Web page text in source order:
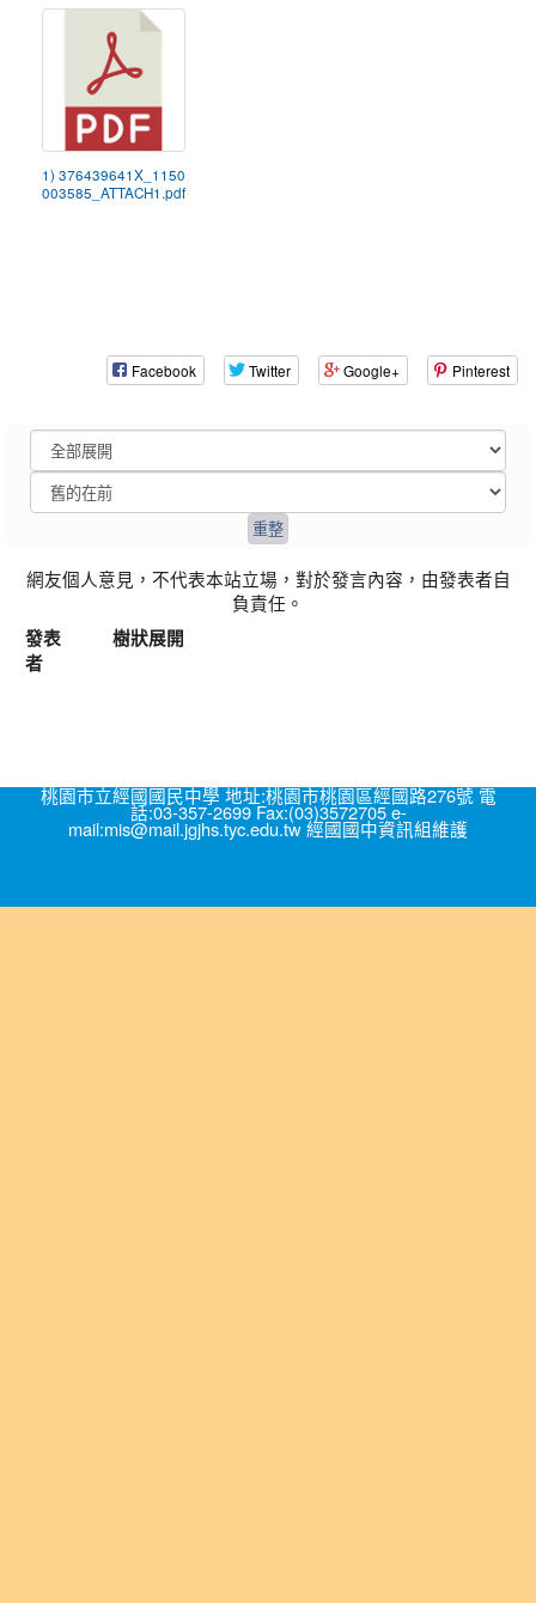
1) 376439641X_1150
003585_ATTACH1.pdf
Facebook Twitter Google+ Pinterest
網友個人意見，不代表本站立場，對於發言內容，由發表者自
負責任。
發表
者
樹狀展開
桃園市立經國國民中學 地址:桃園市桃園區經國路276號 電
話:03-357-2699 Fax:(03)3572705 e-
mail:mis@mail.jgjhs.tyc.edu.tw 經國國中資訊組維護